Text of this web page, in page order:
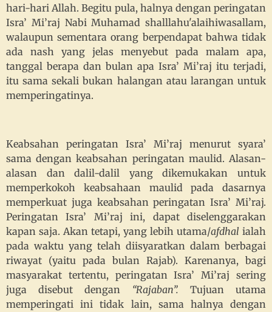
hari-hari Allah. Begitu pula, halnya dengan peringatan
Isra’ Mi’raj Nabi Muhamad shalllahu'alaihiwasallam,
walaupun sementara orang berpendapat bahwa tidak
ada nash yang jelas menyebut pada malam apa,
tanggal berapa dan bulan apa Isra’ Mi’raj itu terjadi,
itu sama sekali bukan halangan atau larangan untuk
memperingatinya.
Keabsahan peringatan Isra’ Mi’raj menurut syara’
sama dengan keabsahan peringatan maulid. Alasan-
alasan dan dalil-dalil yang dikemukakan untuk
memperkokoh keabsahaan maulid pada dasarnya
memperkuat juga keabsahan peringatan Isra’ Mi’raj.
Peringatan Isra’ Mi’raj ini, dapat diselenggarakan
kapan saja. Akan tetapi, yang lebih utama/afdhal ialah
pada waktu yang telah diisyaratkan dalam berbagai
riwayat (yaitu pada bulan Rajab). Karenanya, bagi
masyarakat tertentu, peringatan Isra’ Mi’raj sering
juga disebut dengan “Rajaban”. Tujuan utama
memperingati ini tidak lain, sama halnya dengan